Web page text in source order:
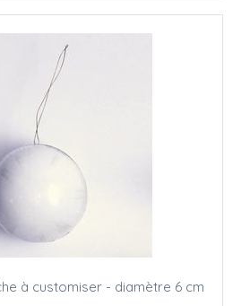
à customiser - diamètre 6 cm